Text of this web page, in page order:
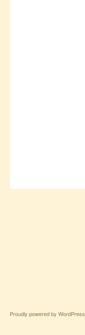
Proudly powered by WordPress